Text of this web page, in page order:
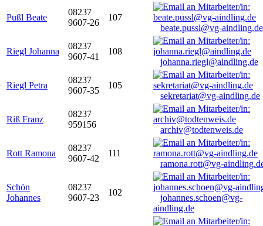
Pußl Beate
08237
9607-26
107
beate.pussl@vg-aindling.de
Riegl Johanna
08237
9607-41
108
johanna.riegl@aindling.de
Riegl Petra
08237
9607-35
105
sekretariat@vg-aindling.de
Riß Franz
08237
959156
archiv@todtenweis.de
Rott Ramona
08237
9607-42
111
ramona.rott@vg-
Schön
Johannes
08237
9607-23
102
johannes.schoen@vg-
aindling.de